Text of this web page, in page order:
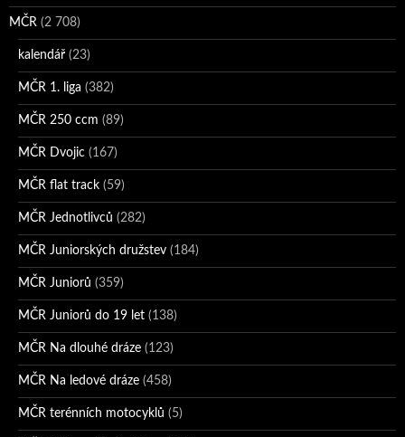
MČR (2 708)
kalendář (23)
MČR 1. liga (382)
MČR 250 ccm (89)
MČR Dvojic (167)
MČR flat track (59)
MČR Jednotlivců (282)
MČR Juniorských družstev (184)
MČR Juniorů (359)
MČR Juniorů do 19 let (138)
MČR Na dlouhé dráze (123)
MČR Na ledové dráze (458)
MČR terénních motocyklů (5)